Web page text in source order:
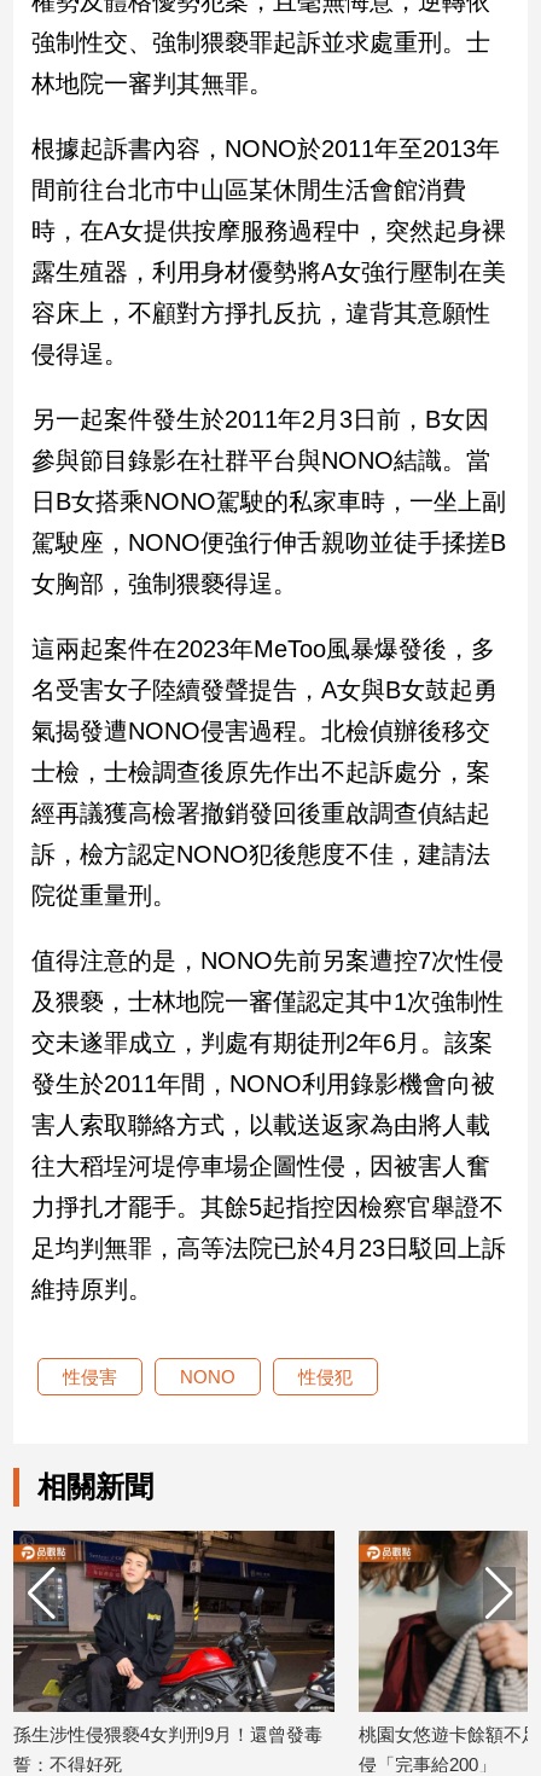
民
調
國
會
點
觀
點
兩
岸/
際
會/
地
方
新
冠
專
區
南
台
灣
觀
點
南
台
灣
觀
點
娛
樂
樂
星
聞
行/
時
星
生
活
建
築/
室
內
設
強制性交、強制猥褻罪起訴並求處重刑。士
林地院一審判其無罪。
根據起訴書內容，NONO於2011年至2013年
間前往台北市中山區某休閒生活會館消費
時，在A女提供按摩服務過程中，突然起身裸
露生殖器，利用身材優勢將A女強行壓制在美
容床上，不顧對方掙扎反抗，違背其意願性
侵得逞。
另一起案件發生於2011年2月3日前，B女因
參與節目錄影在社群平台與NONO結識。當
日B女搭乘NONO駕駛的私家車時，一坐上副
駕駛座，NONO便強行伸舌親吻並徒手揉搓B
女胸部，強制猥褻得逞。
這兩起案件在2023年MeToo風暴爆發後，多
名受害女子陸續發聲提告，A女與B女鼓起勇
氣揭發遭NONO侵害過程。北檢偵辦後移交
士檢，士檢調查後原先作出不起訴處分，案
經再議獲高檢署撤銷發回後重啟調查偵結起
訴，檢方認定NONO犯後態度不佳，建請法
院從重量刑。
值得注意的是，NONO先前另案遭控7次性侵
及猥褻，士林地院一審僅認定其中1次強制性
交未遂罪成立，判處有期徒刑2年6月。該案
發生於2011年間，NONO利用錄影機會向被
害人索取聯絡方式，以載送返家為由將人載
往大稻埕河堤停車場企圖性侵，因被害人奮
力掙扎才罷手。其餘5起指控因檢察官舉證不
足均判無罪，高等法院已於4月23日駁回上訴
維持原判。
性侵害 NONO 性侵犯
相關新聞
孫生涉性侵猥褻4女判刑9月！還曾發毒
誓：不得好死
桃園女悠遊卡餘額不
侵「完事給200」